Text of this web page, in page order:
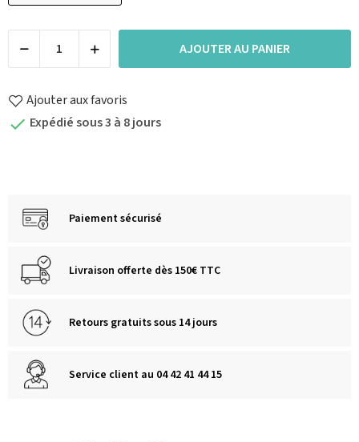
AJOUTER AU PANIER
Ajouter aux favoris
 Expédié sous 3 à 8 jours
Paiement sécurisé
Livraison offerte dès 150€ TTC
Retours gratuits sous 14 jours
Service client au 04 42 41 44 15